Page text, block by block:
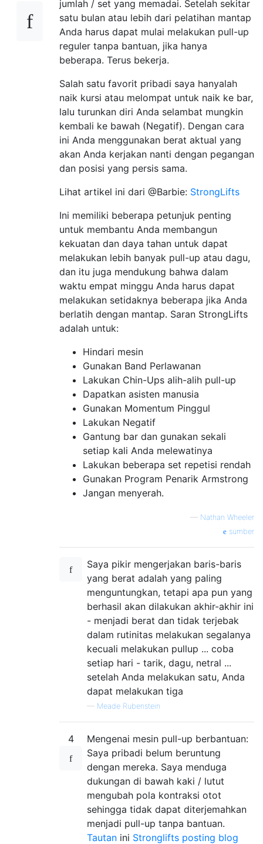
jumlah / set yang memadai. Setelah sekitar
satu bulan atau lebih dari pelatihan mantap
Anda harus dapat mulai melakukan pull-up
reguler tanpa bantuan, jika hanya
beberapa. Terus bekerja.
Salah satu favorit pribadi saya hanyalah
naik kursi atau melompat untuk naik ke bar,
lalu turunkan diri Anda selambat mungkin
kembali ke bawah (Negatif). Dengan cara
ini Anda menggunakan berat aktual yang
akan Anda kerjakan nanti dengan pegangan
dan posisi yang persis sama.
Lihat artikel ini dari @Barbie: StrongLifts
Ini memiliki beberapa petunjuk penting
untuk membantu Anda membangun
kekuatan dan daya tahan untuk dapat
melakukan lebih banyak pull-up atau dagu,
dan itu juga mendukung bahwa dalam
waktu empat minggu Anda harus dapat
melakukan setidaknya beberapa jika Anda
berlatih dengan mantap. Saran StrongLifts
adalah untuk:
Hindari mesin
Gunakan Band Perlawanan
Lakukan Chin-Ups alih-alih pull-up
Dapatkan asisten manusia
Gunakan Momentum Pinggul
Lakukan Negatif
Gantung bar dan gunakan sekali
setiap kali Anda melewatinya
Lakukan beberapa set repetisi rendah
Gunakan Program Penarik Armstrong
Jangan menyerah.
— Nathan Wheeler
sumber
Saya pikir mengerjakan baris-baris
yang berat adalah yang paling
menguntungkan, tetapi apa pun yang
berhasil akan dilakukan akhir-akhir ini
- menjadi berat dan tidak terjebak
dalam rutinitas melakukan segalanya
kecuali melakukan pullup ... coba
setiap hari - tarik, dagu, netral ...
setelah Anda melakukan satu, Anda
dapat melakukan tiga
— Meade Rubenstein
4
Mengenai mesin pull-up berbantuan:
Saya pribadi belum beruntung
dengan mereka. Saya menduga
dukungan di bawah kaki / lutut
mengubah pola kontraksi otot
sehingga tidak dapat diterjemahkan
menjadi pull-up tanpa bantuan.
Tautan ini Stronglifts posting blog